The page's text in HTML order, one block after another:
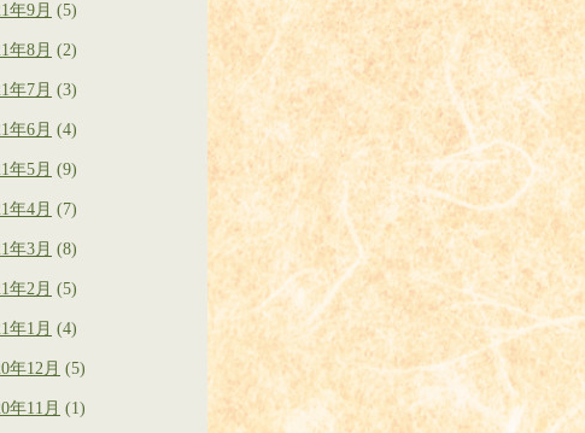
年9月 (5)
年8月 (2)
年7月 (3)
年6月 (4)
年5月 (9)
年4月 (7)
年3月 (8)
年2月 (5)
年1月 (4)
年12月 (5)
年11月 (1)